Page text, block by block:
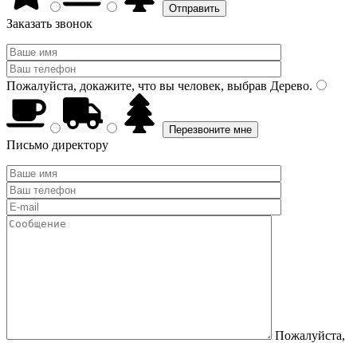
Заказать звонок
Пожалуйста, докажите, что вы человек, выбрав Дерево.
Письмо директору
Пожалуйста,